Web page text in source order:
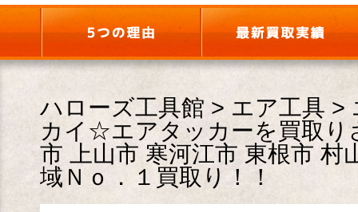
ハローズ工具館 > エア工具 >
カイ☆エアタッカーを買取り
市 上山市 寒河江市 東根市
域Ｎｏ．１買取り！！